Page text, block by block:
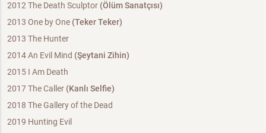
2012 The Death Sculptor(Ölüm Sanatçısı)
2013 One by One (Teker Teker)
2013 The Hunter
2014 An Evil Mind (Şeytani Zihin)
2015 I Am Death
2017 The Caller (Kanlı Selfie)
2018 The Gallery of the Dead
2019 Hunting Evil